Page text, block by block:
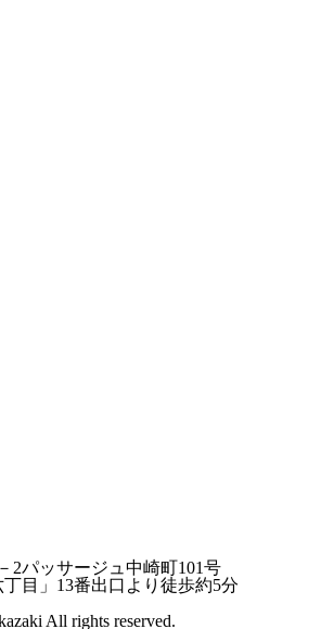
2パッサージュ中崎町101号
丁目」13番出口より徒歩約5分
All rights reserved.